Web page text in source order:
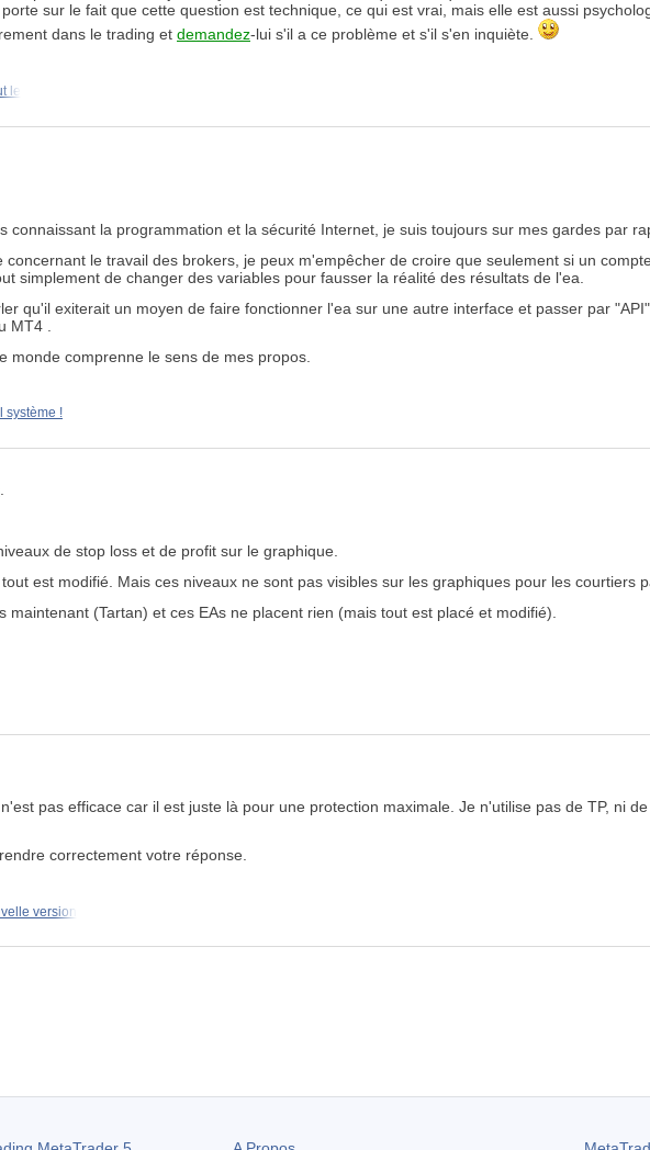
sur le fait que cette question est technique, ce qui est vrai, mais elle est aussi
dans le trading et demandez-lui s'il a ce problème et s'il s'en inquiète.
le
la programmation et la sécurité Internet, je suis toujours sur mes gardes par
le travail des brokers, je peux m'empêcher de croire que seulement si un
simplement de changer des variables pour fausser la réalité des résultats de l'ea.
qu'il exiterait un moyen de faire fonctionner l'ea sur une autre interface et passer par
MT4 .
comprenne le sens de mes propos.
système !
de stop loss et de profit sur le graphique.
est modifié. Mais ces niveaux ne sont pas visibles sur les graphiques pour les courtiers
(Tartan) et ces EAs ne placent rien (mais tout est placé et modifié).
pas efficace car il est juste là pour une protection maximale. Je n'utilise pas de TP, ni
correctement votre réponse.
version